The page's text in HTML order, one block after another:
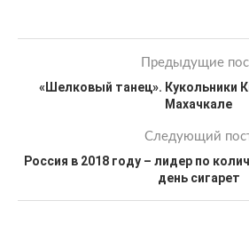
Предыдущие
«Шелковый танец». Кукольники
Махачкале
Следующий
Россия в 2018 году – лидер по
день сигарет